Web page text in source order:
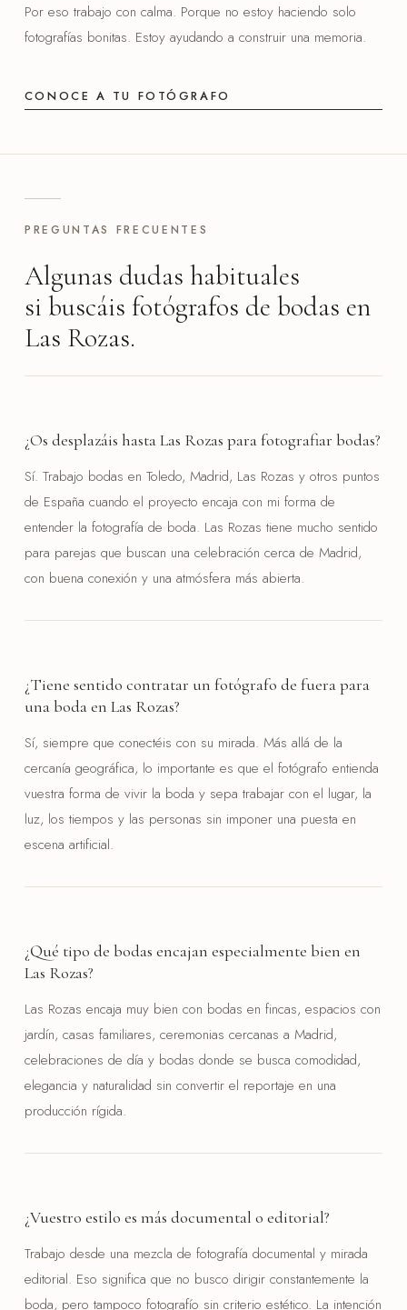
Por eso trabajo con calma. Porque no estoy haciendo solo
fotografías bonitas. Estoy ayudando a construir una memoria.
CONOCE A TU FOTÓGRAFO
PREGUNTAS FRECUENTES
Algunas dudas habituales
si buscáis fotógrafos de bodas en
Las Rozas.
¿Os desplazáis hasta Las Rozas para fotografiar bodas?
Sí. Trabajo bodas en Toledo, Madrid, Las Rozas y otros puntos
de España cuando el proyecto encaja con mi forma de
entender la fotografía de boda. Las Rozas tiene mucho sentido
para parejas que buscan una celebración cerca de Madrid,
con buena conexión y una atmósfera más abierta.
¿Tiene sentido contratar un fotógrafo de fuera para
una boda en Las Rozas?
Sí, siempre que conectéis con su mirada. Más allá de la
cercanía geográfica, lo importante es que el fotógrafo entienda
vuestra forma de vivir la boda y sepa trabajar con el lugar, la
luz, los tiempos y las personas sin imponer una puesta en
escena artificial.
¿Qué tipo de bodas encajan especialmente bien en
Las Rozas?
Las Rozas encaja muy bien con bodas en fincas, espacios con
jardín, casas familiares, ceremonias cercanas a Madrid,
celebraciones de día y bodas donde se busca comodidad,
elegancia y naturalidad sin convertir el reportaje en una
producción rígida.
¿Vuestro estilo es más documental o editorial?
Trabajo desde una mezcla de fotografía documental y mirada
editorial. Eso significa que no busco dirigir constantemente la
boda, pero tampoco fotografío sin criterio estético. La intención